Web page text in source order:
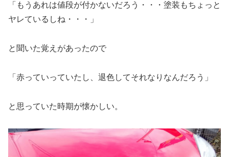
「もうあれは値段が付かないだろう・・・塗装もちょっと
ヤレているしね・・・」
と聞いた覚えがあったので
「赤っていっていたし、退色してそれなりなんだろう」
と思っていた時期が懐かしい。